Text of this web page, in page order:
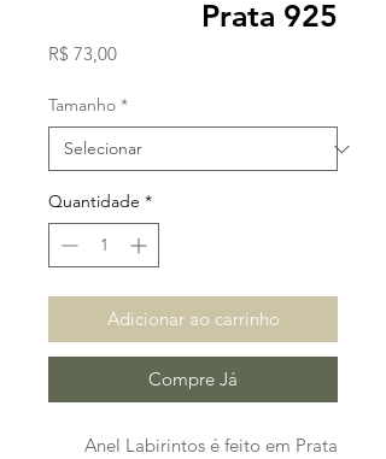
Prata 925
R$ 73,00Preço
Tamanho *
Quantidade *
Adicionar ao carrinho
Compre Já
Anel Labirintos é feito em Prata